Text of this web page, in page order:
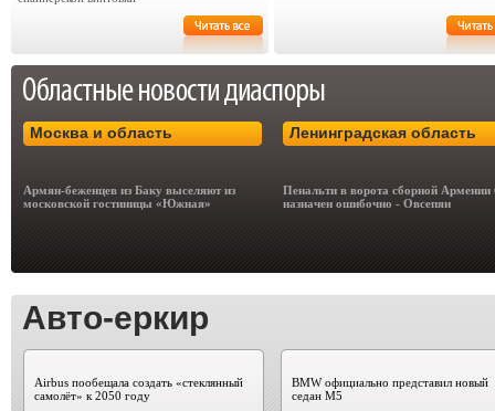
Москва и область
Армян-беженцев из Баку выселяют из
московской гостиницы «Южная»
Ленинградская область
Пенальти в ворота сборной
назначен ошибочно - Овсепян
Авто-еркир
Airbus пообещала создать «стеклянный
самолёт» к 2050 году
BMW официально представил новый
седан M5